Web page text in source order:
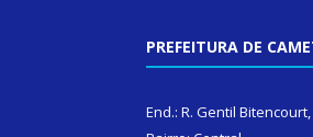
PREFEITURA DE
End.: R. Gentil